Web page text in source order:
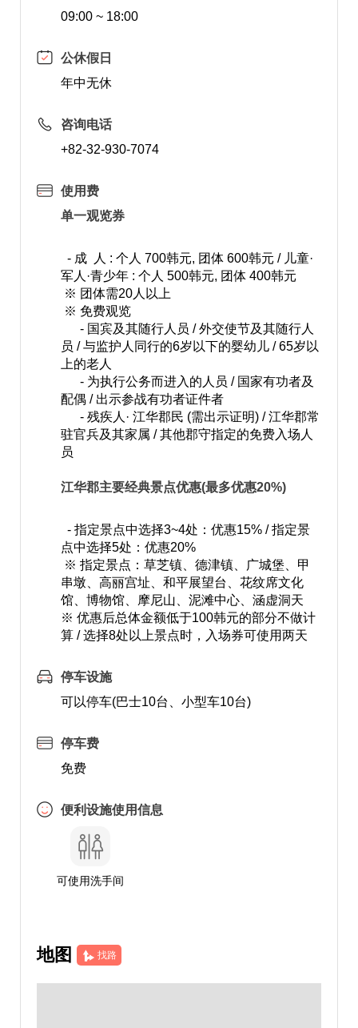
09:00 ~ 18:00
公休假日
年中无休
咨询电话
+82-32-930-7074
使用费
单一观览券
- 成 人 : 个人 700韩元, 团体 600韩元 / 儿童·
军人·青少年 : 个人 500韩元, 团体 400韩元
※ 团体需20人以上
※ 免费观览
- 国宾及其随行人员 / 外交使节及其随行人
员 / 与监护人同行的6岁以下的婴幼儿 / 65岁以
上的老人
- 为执行公务而进入的人员 / 国家有功者及
配偶 / 出示参战有功者证件者
- 残疾人· 江华郡民 (需出示证明) / 江华郡常
驻官兵及其家属 / 其他郡守指定的免费入场人
员
江华郡主要经典景点优惠(最多优惠20%)
- 指定景点中选择3~4处：优惠15% / 指定景
点中选择5处：优惠20%
※ 指定景点：草芝镇、德津镇、广城堡、甲
串墩、高丽宫址、和平展望台、花纹席文化
馆、博物馆、摩尼山、泥滩中心、涵虚洞天
※ 优惠后总体金额低于100韩元的部分不做计
算 / 选择8处以上景点时，入场券可使用两天
停车设施
可以停车(巴士10台、小型车10台)
停车费
免费
便利设施使用信息
可使用洗手间
地图 找路